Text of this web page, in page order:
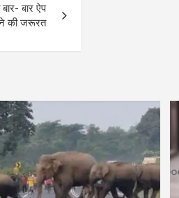
बार ऐप
की जरूरत